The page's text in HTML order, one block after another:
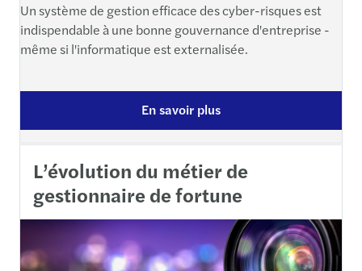
Un système de gestion efficace des cyber-risques est
indispendable à une bonne gouvernance d'entreprise -
même si l'informatique est externalisée.
En savoir plus
L’évolution du métier de
gestionnaire de fortune